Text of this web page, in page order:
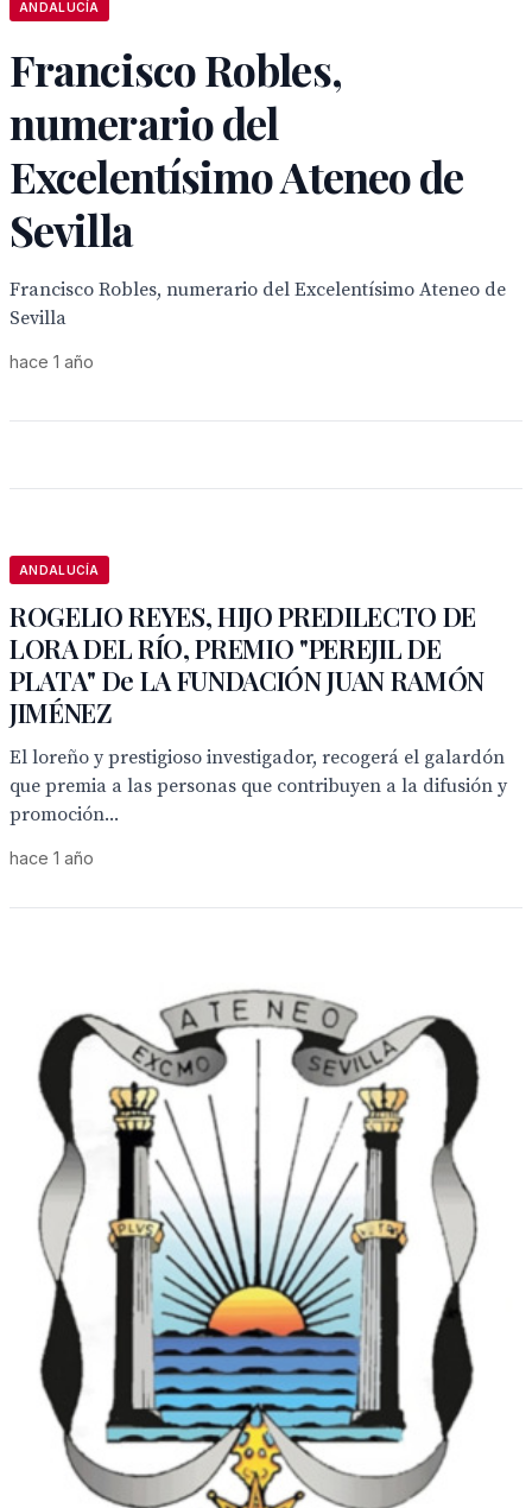
ANDALUCÍA
Francisco Robles,
numerario del
Excelentísimo Ateneo de
Sevilla
Francisco Robles, numerario del Excelentísimo Ateneo de
Sevilla
hace 1 año
ANDALUCÍA
ROGELIO REYES, HIJO PREDILECTO DE
LORA DEL RÍO, PREMIO "PEREJIL DE
PLATA" De LA FUNDACIÓN JUAN RAMÓN
JIMÉNEZ
El loreño y prestigioso investigador, recogerá el galardón
que premia a las personas que contribuyen a la difusión y
promoción...
hace 1 año